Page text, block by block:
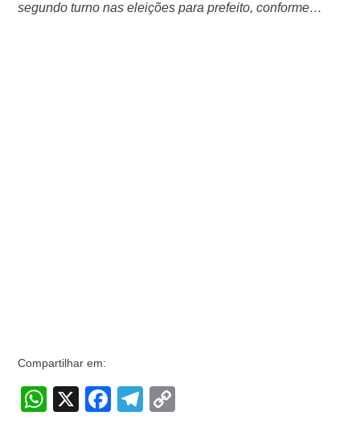
segundo turno nas eleições para prefeito, conforme
Compartilhar em:
W
X
F
T